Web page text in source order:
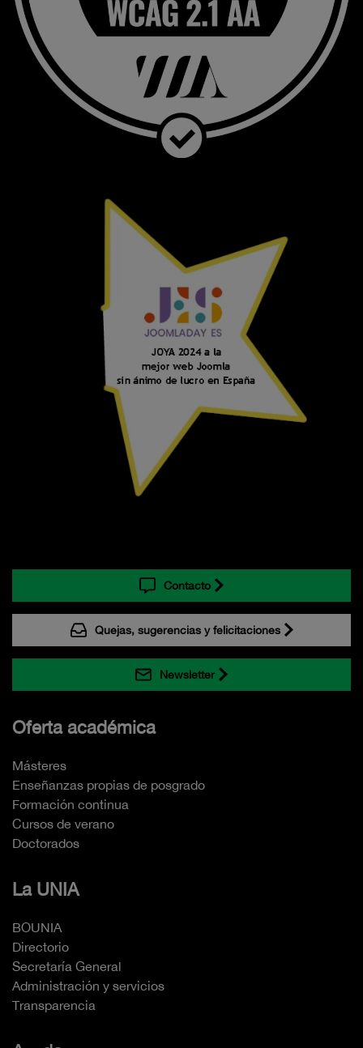
Contacto
Quejas, sugerencias y felicitaciones
Newsletter
Oferta académica
Másteres
Enseñanzas propias de posgrado
Formación continua
Cursos de verano
Doctorados
La UNIA
BOUNIA
Directorio
Secretaría General
Administración y servicios
Transparencia